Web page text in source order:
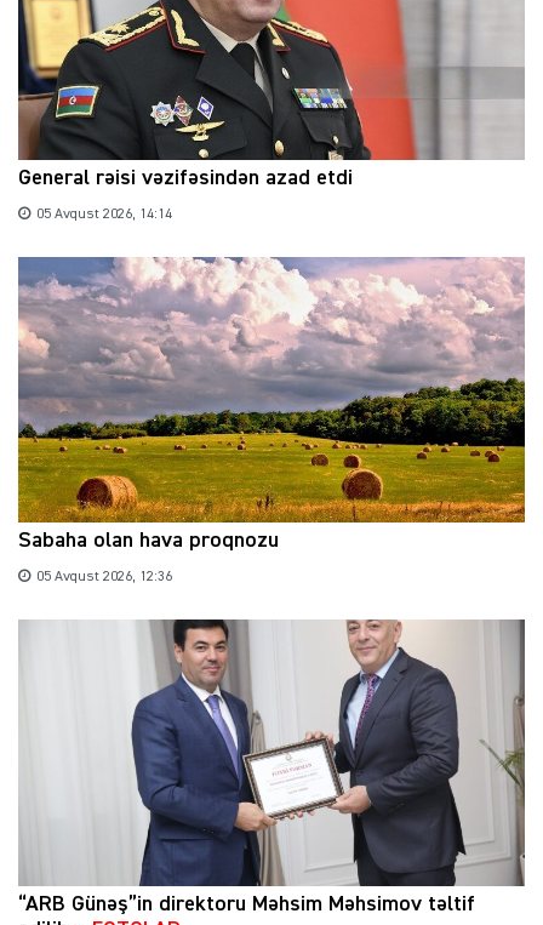
General rəisi vəzifəsindən azad etdi
05 Avqust 2026, 14:14
Sabaha olan hava proqnozu
05 Avqust 2026, 12:36
“ARB Günəş”in direktoru Məhsim Məhsimov təltif